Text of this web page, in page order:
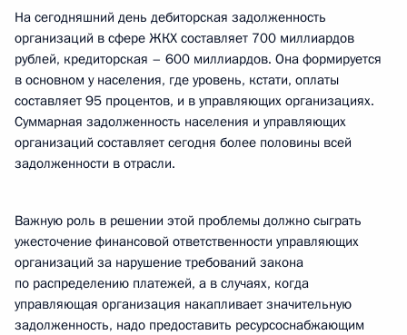
На сегодняшний день дебиторская задолженность
организаций в сфере ЖКХ составляет 700 миллиардов
рублей, кредиторская – 600 миллиардов. Она формируется
в основном у населения, где уровень, кстати, оплаты
составляет 95 процентов, и в управляющих организациях.
Суммарная задолженность населения и управляющих
организаций составляет сегодня более половины всей
задолженности в отрасли.
Важную роль в решении этой проблемы должно сыграть
ужесточение финансовой ответственности управляющих
организаций за нарушение требований закона
по распределению платежей, а в случаях, когда
управляющая организация накапливает значительную
задолженность, надо предоставить ресурсоснабжающим